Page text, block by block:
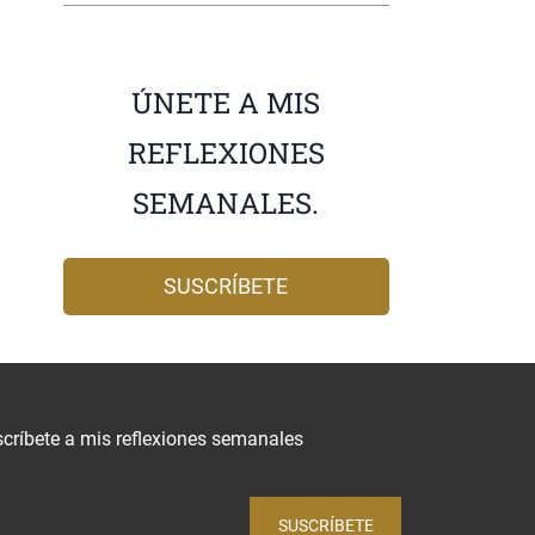
ÚNETE A MIS
REFLEXIONES
SEMANALES.
SUSCRÍBETE
a mis reflexiones semanales
SUSCRÍBETE